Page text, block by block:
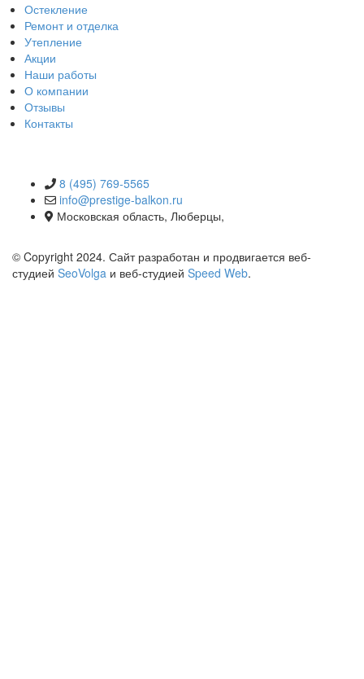
Остекление
Ремонт и отделка
Утепление
Акции
Наши работы
О компании
Отзывы
Контакты
8 (495) 769-5565
info@prestige-balkon.ru
Московская область, Люберцы,
© Copyright 2024. Сайт разработан и продвигается веб-
студией SeoVolga и веб-студией Speed Web.